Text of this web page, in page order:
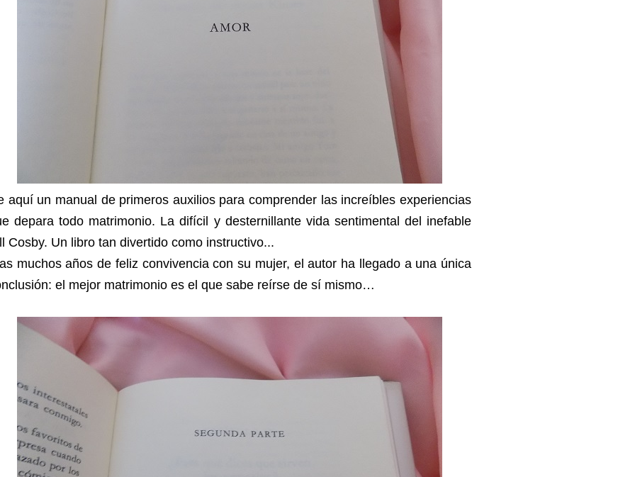
aquí un manual de primeros auxilios para comprender las increíbles experiencias
depara todo matrimonio. La difícil y desternillante vida sentimental del inefable
Cosby. Un libro tan divertido como instructivo...
muchos años de feliz convivencia con su mujer, el autor ha llegado a una única
el mejor matrimonio es el que sabe reírse de sí mismo…